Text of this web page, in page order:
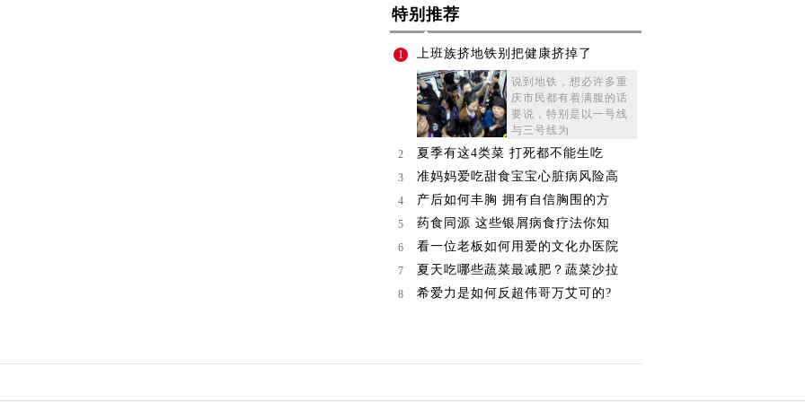
特别推荐
1 上班族挤地铁别把健康挤掉了
说到地铁，想必许多重
庆市民都有着满腹的话
要说，特别是以一号线
与三号线为
2
夏季有这4类菜 打死都不能生吃
3 准妈妈爱吃甜食宝宝心脏病风险高
4 产后如何丰胸 拥有自信胸围的方
5 药食同源 这些银屑病食疗法你知
6 看一位老板如何用爱的文化办医院
7 夏天吃哪些蔬菜最减肥？蔬菜沙拉
8 希爱力是如何反超伟哥万艾可的?